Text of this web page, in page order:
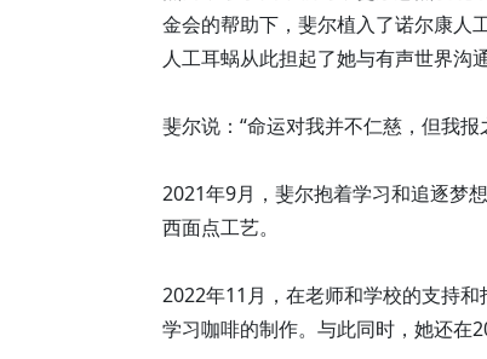
金会的帮助下，斐尔植入了诺尔康人
人工耳蜗从此担起了她与有声世界沟
斐尔说：“命运对我并不仁慈，但我报
2021年9月，斐尔抱着学习和追逐梦
西面点工艺。
2022年11月，在老师和学校的支持
学习咖啡的制作。与此同时，她还在